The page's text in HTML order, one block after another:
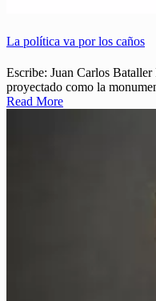
La política va por los caños
Escribe: Juan Carlos
proyectado como la
Read More